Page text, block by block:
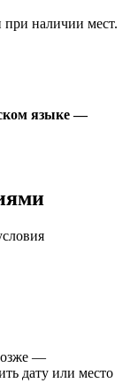
при наличии мест.
языке —
—
дату или место